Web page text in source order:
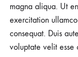
magna aliqua. Ut
exercitation
consequat. Duis
voluptate velit esse